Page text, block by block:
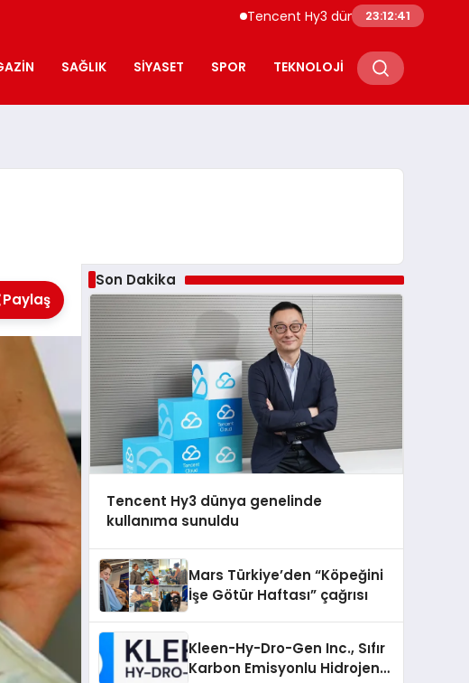
Tencent Hy3 dünya genelinde kullanıma
23:12:42
SAĞLIK SIYASET SPOR TEKNOLOJI
Paylaş
Son Dakika
Tencent Hy3 dünya genelinde
kullanıma sunuldu
Mars Türkiye’den “Köpeğini
İşe Götür Haftası” çağrısı
Kleen-Hy-Dro-Gen Inc., Sıfır
Karbon Emisyonlu Hidrojen